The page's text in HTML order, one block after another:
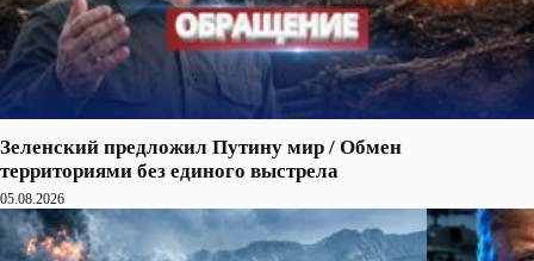
Зеленский предложил Путину мир / Обмен
территориями без единого выстрела
05.08.2026